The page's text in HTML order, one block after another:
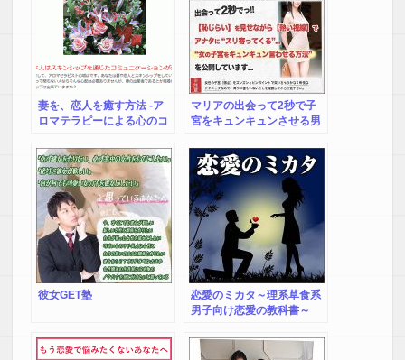
やか”の魔性の女育成講座
小悪魔な女になる方法
妻を、恋人を癒す方法 -ア
ロマテラピーによる心のコ
す-
マリアの出会って2秒で子
宮をキュンキュンさせる男
彼女GET塾
恋愛のミカタ～理系草食系
男子向け恋愛の教科書～